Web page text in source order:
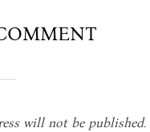
will not be published.